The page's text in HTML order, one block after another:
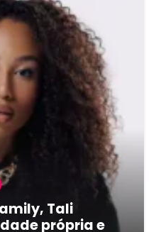
Tali
própria e